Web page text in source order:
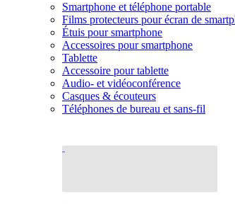
Smartphone et téléphone portable
Films protecteurs pour écran de
Étuis pour smartphone
Accessoires pour smartphone
Tablette
Accessoire pour tablette
Audio- et vidéoconférence
Casques & écouteurs
Téléphones de bureau et sans-fil